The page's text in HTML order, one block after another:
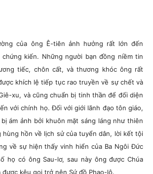
của ông Ê-tiên ảnh hưởng rất lớn đến
kiến. Những người bạn đồng niềm tin
tiếc, chôn cất, và thương khóc ông rất
khích lệ tiếp tục rao truyền về sự chết và
xu, và cũng chuẩn bị tinh thần để đối diện
với chính họ. Đối với giới lãnh đạo tôn giáo,
ám ảnh bởi khuôn mặt sáng láng như thiên
hùng hồn về lịch sử của tuyển dân, lời kết tội
về sự hiện thấy vinh hiển của Ba Ngôi Đức
họ có ông Sau-lơ, sau này ông được Chúa
kêu gọi trở nên Sứ đồ Phao-lô.